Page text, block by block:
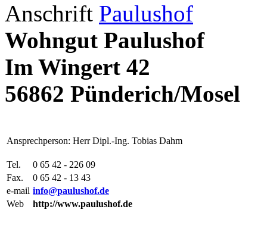
Anschrift
Wohngut Paulushof
Im Wingert 42
56862 Pünderich/Mosel
Ansprechperson: Herr Dipl.-Ing. Tobias Dahm
Tel.
0 65 42 - 226 09
Fax.
0 65 42 - 13 43
e-mail info@paulushof.de
Web
http://www.paulushof.de